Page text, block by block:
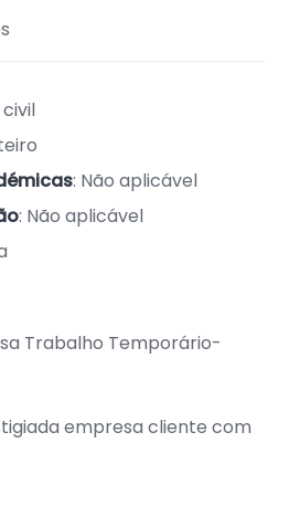
: Não aplicável
: Não aplicável
Trabalho Temporário-
empresa cliente com